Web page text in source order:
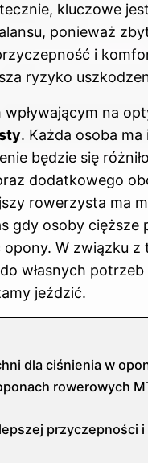
kluczowe
ponieważ
i
ryzyko
na
. Każda osoba ma
będzie się
dodatkowego
rowerzysta ma
gdy osoby cięższe
W związku z
własnych potrzeb
jeździć.
dla ciśnienia w
rowerowych
przyczepności